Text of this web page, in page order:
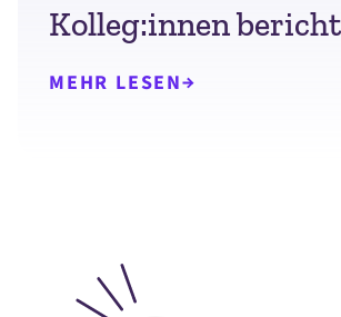
Kolleg:innen
MEHR LESEN